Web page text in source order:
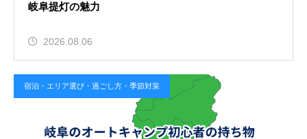
岐阜提灯の魅力
2026.08.06
宿泊・エリア選び・過ごし方・季節対策